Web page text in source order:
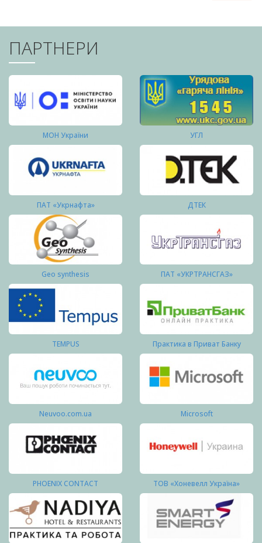
ПАРТНЕРИ
МОН України УГЛ
ПАТ «Укрнафта» ДТЕК
Geo synthesis ПАТ «УКРТРАНСГАЗ»
TEMPUS Практика в Приват Банку
Neuvoo.com.ua Microsoft
PHOENIX CONTACT ТОВ «Хоневелл Україна»